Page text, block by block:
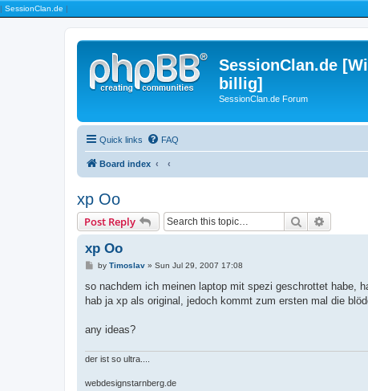
| SessionClan.de |
SessionClan.de
billig]
SessionClan.de Forum
Quick links FAQ
Board index
xp Oo
Post Reply Search
xp Oo
P
s
by Timoslav» Sun Jul 29, 2007 17:08
so nachdem ich meinen laptop mit spezi geschrottet habe,
hab ja xp als original, jedoch kommt zum ersten mal die
any ideas?
der ist so ultra....
webdesignstarnberg.de